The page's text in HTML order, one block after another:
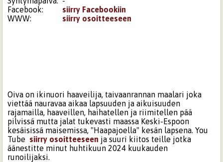
Facebook:
siirry Facebookiin
WWW:
siirry osoitteeseen
Oiva on ikinuori haaveilija, taivaanrannan maalari joka
viettää nauravaa aikaa lapsuuden ja aikuisuuden
rajamailla, haaveillen, haihatellen ja riimitellen pää
pilvissä mutta jalat tukevasti maassa Keski-Espoon
kesäisissä maisemissa, "Haapajoella" kesän lapsena. You
Tube siirry osoitteeseen ja suuri kiitos teille jotka
äänestitte minut huhtikuun 2024 kuukauden
runoilijaksi.